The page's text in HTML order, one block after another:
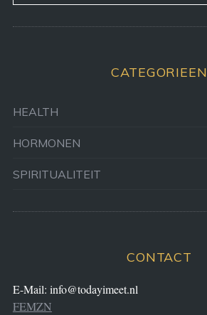
CATEGORIEEN
HEALTH
HORMONEN
SPIRITUALITEIT
CONTACT
E-Mail: info@todayimeet.nl
FEMZN